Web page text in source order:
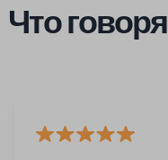
Что